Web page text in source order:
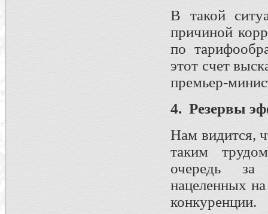
В такой
причиной
по
этот счет
премьер-
4. Резервы
Нам видится,
таким
очередь за
нацеленных
конкуренции.